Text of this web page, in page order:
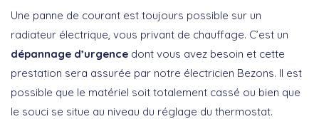
Une panne de courant est toujours possible sur un
radiateur électrique, vous privant de chauffage. C’est un
dépannage d’urgence dont vous avez besoin et cette
prestation sera assurée par notre électricien Bezons. Il est
possible que le matériel soit totalement cassé ou bien que
le souci se situe au niveau du réglage du thermostat.